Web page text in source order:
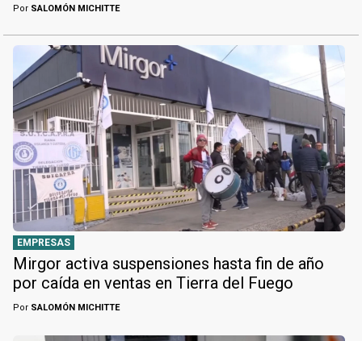
Por SALOMÓN MICHITTE
EMPRESAS
Mirgor activa suspensiones hasta fin de año
por caída en ventas en Tierra del Fuego
Por SALOMÓN MICHITTE